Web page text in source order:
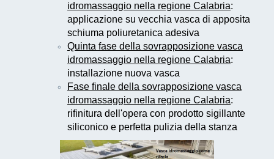
idromassaggio nella regione Calabria:
applicazione su vecchia vasca di apposita
schiuma poliuretanica adesiva
Quinta fase della sovrapposizione vasca
idromassaggio nella regione Calabria:
installazione nuova vasca
Fase finale della sovrapposizione vasca
idromassaggio nella regione Calabria:
rifinitura dell'opera con prodotto sigillante
siliconico e perfetta pulizia della stanza